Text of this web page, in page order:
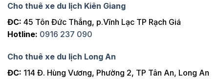
Cho thuê xe du lịch Kiên Giang
ĐC: 45 Tôn Đức Thắng, p.Vĩnh Lạc TP Rạch Giá
Hotline: 0916 237 090
Cho thuê xe du lịch Long An
ĐC: 114 Đ. Hùng Vương, Phường 2, TP Tân An, Long An